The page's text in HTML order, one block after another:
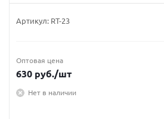
Артикул: RT-23
Оптовая цена
630 руб./шт
Нет в наличии